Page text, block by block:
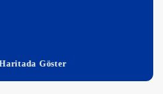
Göster